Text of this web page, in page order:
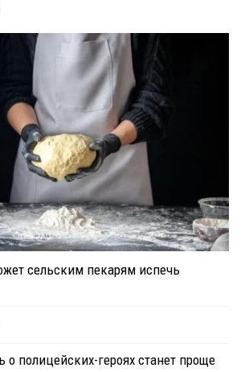
сельским пекарям испечь
о полицейских-героях станет проще